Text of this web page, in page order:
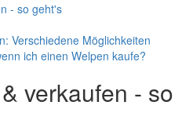
- so geht's
Verschiedene Möglichkeiten
ich einen Welpen kaufe?
verkaufen - so